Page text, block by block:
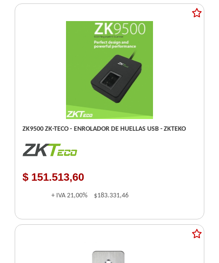
ZK9500 ZK-TECO - ENROLADOR DE HUELLAS USB - ZKTEKO
$ 151.513,60
+ IVA 21,00% $183.331,46